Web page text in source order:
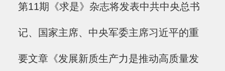
第11期《求是》杂志将发表中共中央总书
记、国家主席、中央军委主席习近平的重
要文章《发展新质生产力是推动高质量发